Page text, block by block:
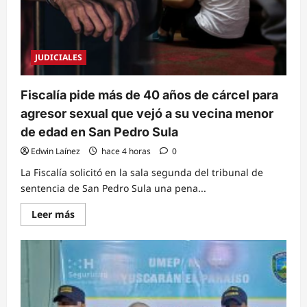
JUDICIALES
Fiscalía pide más de 40 años de cárcel para
agresor sexual que vejó a su vecina menor
de edad en San Pedro Sula
Edwin Laínez hace 4 horas 0
La Fiscalía solicitó en la sala segunda del tribunal de
sentencia de San Pedro Sula una pena...
Leer másRead
more
Fiscalía
más
de
40
años
de